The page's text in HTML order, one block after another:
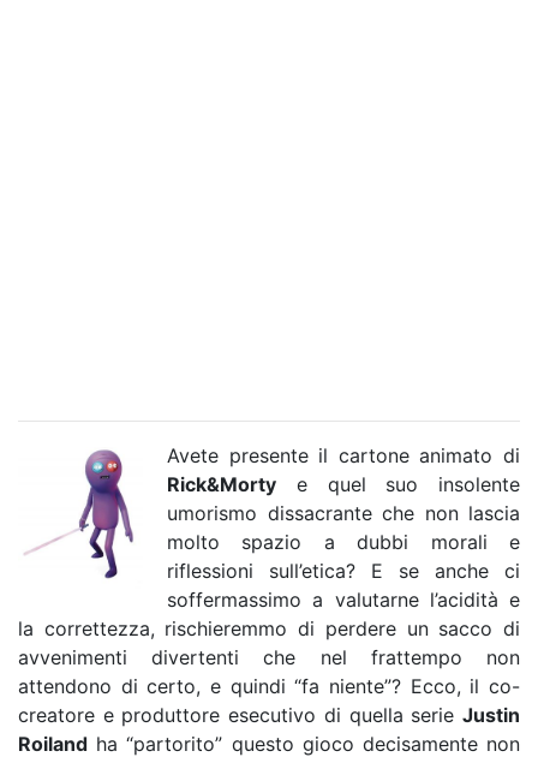
Avete presente il cartone animato di
Rick&Morty e quel suo insolente
umorismo dissacrante che non lascia
molto spazio a dubbi morali e
riflessioni sull’etica? E se anche ci
soffermassimo a valutarne l’acidità e
la correttezza, rischieremmo di perdere un sacco di
avvenimenti divertenti che nel frattempo non
attendono di certo, e quindi “fa niente”? Ecco, il co-
creatore e produttore esecutivo di quella serie Justin
Roiland ha “partorito” questo gioco decisamente non